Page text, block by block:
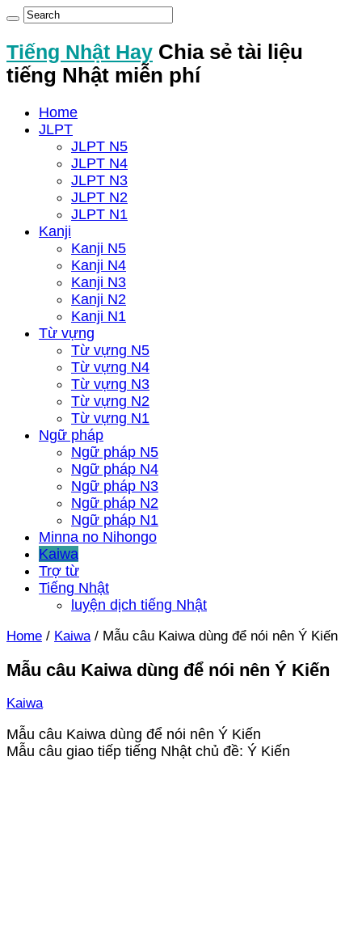
Tiếng Nhật Hay Chia sẻ tài liệu
tiếng Nhật miễn phí
Home
JLPT
JLPT N5
JLPT N4
JLPT N3
JLPT N2
JLPT N1
Kanji
Kanji N5
Kanji N4
Kanji N3
Kanji N2
Kanji N1
Từ vựng
Từ vựng N5
Từ vựng N4
Từ vựng N3
Từ vựng N2
Từ vựng N1
Ngữ pháp
Ngữ pháp N5
Ngữ pháp N4
Ngữ pháp N3
Ngữ pháp N2
Ngữ pháp N1
Minna no Nihongo
Kaiwa
Trợ từ
Tiếng Nhật
luyện dịch tiếng Nhật
Home / Kaiwa / Mẫu câu Kaiwa dùng để nói nên Ý Kiến
Mẫu câu Kaiwa dùng để nói nên Ý Kiến
Kaiwa
Mẫu câu Kaiwa dùng để nói nên Ý Kiến
Mẫu câu giao tiếp tiếng Nhật chủ đề: Ý Kiến